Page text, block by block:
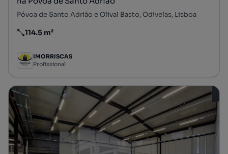
Póvoa de Santo Adrião e Olival Basto, Odivelas, Lisboa
Preço por metro quadrado
114.5 m²
IMORRISCAS
Profissional